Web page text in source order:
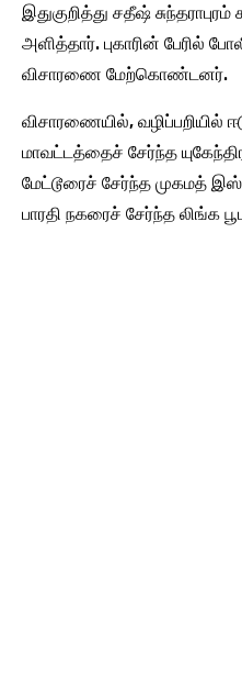
இதுகுறித்து சதீஷ்
அளித்தார். புகாரின் பேரில்
விசாரணை மேற்கொண்டனர்.
விசாரணையில், வழிப்பறியில்
மாவட்டத்தைச் சேர்ந்த
மேட்டூரைச் சேர்ந்த முகமத்
பாரதி நகரைச் சேர்ந்த லிங்க